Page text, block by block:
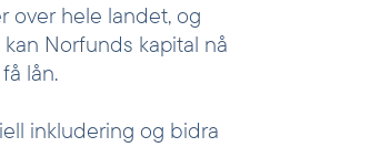
over hele landet, og
Norfunds kapital nå
lån.
inkludering og bidra